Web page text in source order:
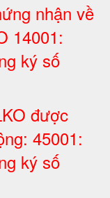
nhận về
14001:
ký số
được
45001:
ký số